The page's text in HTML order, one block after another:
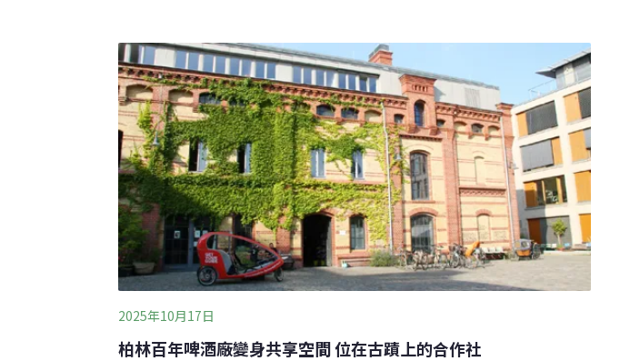
的堅持、資源的共享與永續經營的願景。透過共同的品牌，讓每位成員都
能在市場中發光發熱，從最初單純的買賣關係，轉化為共同成長的力量。
合作社理事主席鍾雨恩也提
2025年10月17日
柏林百年啤酒廠變身共享空間 位在古蹟上的合作社